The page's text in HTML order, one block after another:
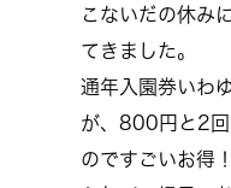
こないだの休み
てきました。
通年入園券いわ
が、800円と2回
のですごいお得